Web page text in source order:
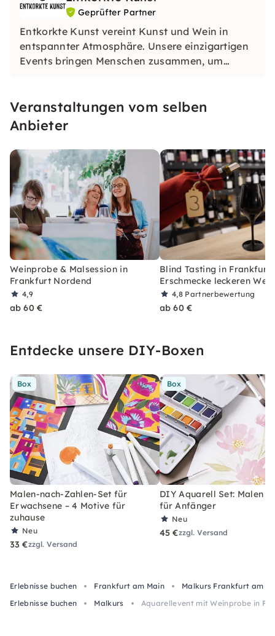
Geprüfter Partner
Entkorkte Kunst vereint Kunst und Wein in
entspannter Atmosphäre. Unsere einzigartigen
Events bringen Menschen zusammen, um
freuen uns auf Euch.
Veranstaltungen vom selben
Anbieter
Weinprobe & Malsession in
Frankfurt Nordend
4,9
ab 60 €
Blind Tasting in Frankfurt:
Erschmecke leckeren Wein
4,8 Partnerbewertung
ab 60 €
Entdecke unsere DIY-Boxen
Box
Malen-nach-Zahlen-Set für
Erwachsene – 4 Motive für
zuhause
Neu
33 €zzgl. Versand
Box
DIY Aquarell Set: Malen
für Anfänger
Neu
45 €zzgl. Versand
Erlebnisse buchen Frankfurt am Main
Malkurs Frankfurt am
Erlebnisse buchen
Malkurs Aquarellevent mit Weinprobe in